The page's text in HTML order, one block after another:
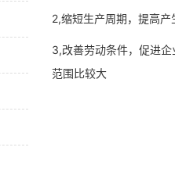
2,缩短生产周期，提高
3,改善劳动条件，促进
范围比较大